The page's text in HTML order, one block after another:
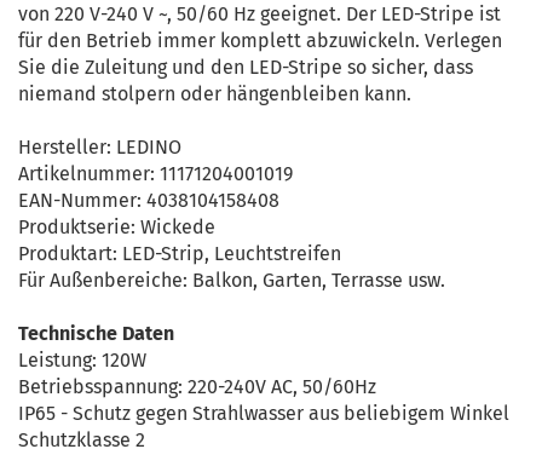
von 220 V-240 V ~, 50/60 Hz geeignet. Der LED-Stripe ist
für den Betrieb immer komplett abzuwickeln. Verlegen
Sie die Zuleitung und den LED-Stripe so sicher, dass
niemand stolpern oder hängenbleiben kann.
Hersteller: LEDINO
Artikelnummer: 11171204001019
EAN-Nummer: 4038104158408
Produktserie: Wickede
Produktart: LED-Strip, Leuchtstreifen
Für Außenbereiche: Balkon, Garten, Terrasse usw.
Technische Daten
Leistung: 120W
Betriebsspannung: 220-240V AC, 50/60Hz
IP65 - Schutz gegen Strahlwasser aus beliebigem Winkel
Schutzklasse 2